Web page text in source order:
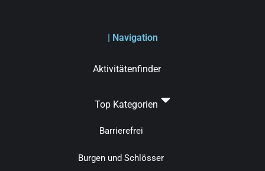
| Navigation
Aktivitätenfinder
Top Kategorien
Barrierefrei
Burgen und Schlösser